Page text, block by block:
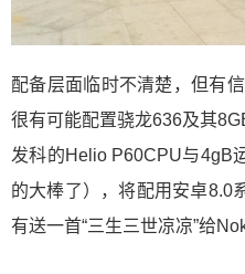
配备层面临时不清楚，但有
很有可能配置骁龙636及其
发科的Helio P60CPU与4gB
的大棒了），将配用安卓8.0
有送一首“三生三世凉凉”给